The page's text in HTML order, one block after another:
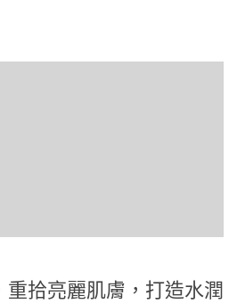
拾亮麗肌膚，打造水潤